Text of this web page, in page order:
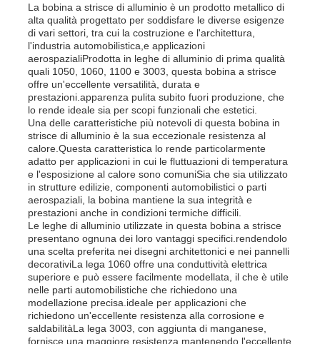
Prodotti
Chi Siamo
Visita alla fabbrica
Controllo di qualità
Contattaci
Notizie
Casi
La bobina a strisce di alluminio è un prodotto metallico di
alta qualità progettato per soddisfare le diverse esigenze
di vari settori, tra cui la costruzione e l'architettura,
l'industria automobilistica,e applicazioni
aerospazialiProdotta in leghe di alluminio di prima qualità
quali 1050, 1060, 1100 e 3003, questa bobina a strisce
offre un'eccellente versatilità, durata e
prestazioni.apparenza pulita subito fuori produzione, che
lo rende ideale sia per scopi funzionali che estetici.
Una delle caratteristiche più notevoli di questa bobina in
strisce di alluminio è la sua eccezionale resistenza al
calore.Questa caratteristica lo rende particolarmente
adatto per applicazioni in cui le fluttuazioni di temperatura
e l'esposizione al calore sono comuniSia che sia utilizzato
in strutture edilizie, componenti automobilistici o parti
aerospaziali, la bobina mantiene la sua integrità e
prestazioni anche in condizioni termiche difficili.
Le leghe di alluminio utilizzate in questa bobina a strisce
presentano ognuna dei loro vantaggi specifici.rendendolo
una scelta preferita nei disegni architettonici e nei pannelli
decorativiLa lega 1060 offre una conduttività elettrica
superiore e può essere facilmente modellata, il che è utile
nelle parti automobilistiche che richiedono una
modellazione precisa.ideale per applicazioni che
richiedono un'eccellente resistenza alla corrosione e
saldabilitàLa lega 3003, con aggiunta di manganese,
fornisce una maggiore resistenza mantenendo l'eccellente